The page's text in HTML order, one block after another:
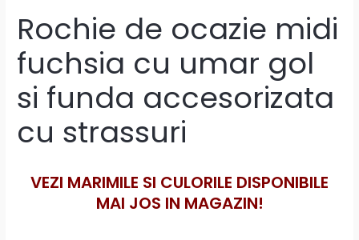
Rochie de ocazie midi
fuchsia cu umar gol
si funda accesorizata
cu strassuri
VEZI MARIMILE SI CULORILE DISPONIBILE
MAI JOS IN MAGAZIN!